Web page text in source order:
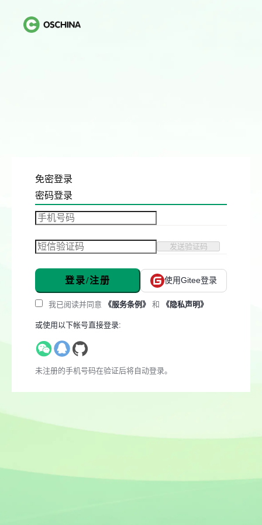
免密登录
密码登录
发送验证码
登录/注册 使用Gitee登录
我已阅读并同意 《服务条例》 和 《隐私声明》
或使用以下帐号直接登录:
未注册的手机号码在验证后将自动登录。